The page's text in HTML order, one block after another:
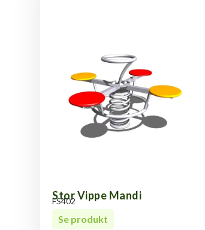
Stor Vippe Mandi
FS402
Se produkt